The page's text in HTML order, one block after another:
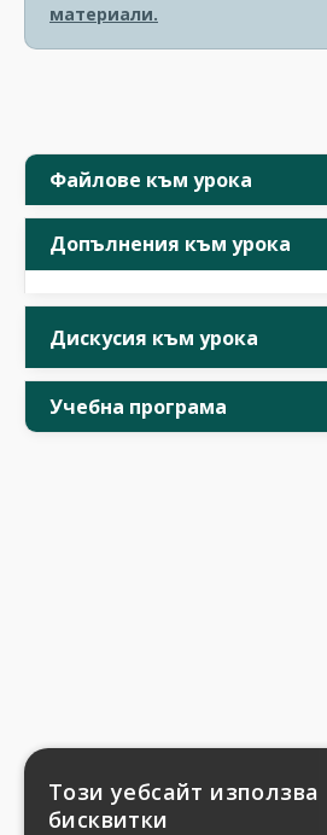
Файлове към урока
Допълнения към урока
Дискусия към урока
Учебна програма
материали.
Този уебсайт използва
бисквитки